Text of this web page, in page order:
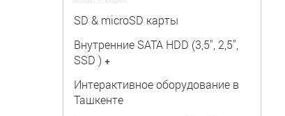
SD & microSD карты
Внутренние SATA HDD (3,5", 2,5",
SSD ) +
Интерактивное оборудование в
Ташкенте